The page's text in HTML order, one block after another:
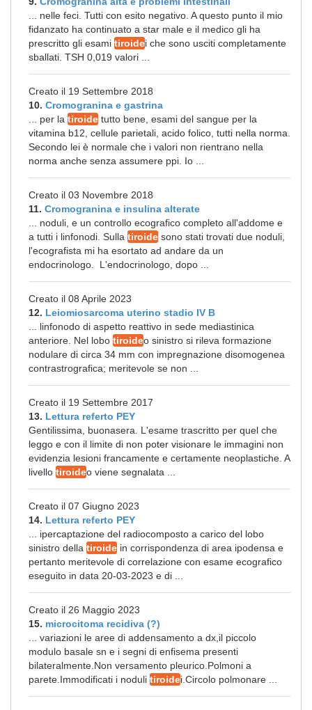
... nelle feci. Tutti con esito negativo. A questo punto il mio
fidanzato ha continuato a star male e il medico gli ha
prescritto gli esami tiroidei che sono usciti completamente
sballati. TSH 0,019 valori ...
Creato il 19 Settembre 2018
10. Cromogranina e gastrina
... per la tiroide tutto bene, esami del sangue per la
vitamina b12, cellule parietali, acido folico, tutti nella norma.
Secondo lei è normale che i valori non rientrano nella
norma anche senza assumere ppi. Io ...
Creato il 03 Novembre 2018
11. Cromogranina e insulina alterate
... noduli, e un controllo ecografico completo all'addome e
a tutti i linfonodi. Sulla tiroide sono stati trovati due noduli,
l'ecografista mi ha esortato ad andare da un
endocrinologo. L'endocrinologo, dopo ...
Creato il 08 Aprile 2023
12. Leiomiosarcoma uterino stadio IV B
... linfonodo di aspetto reattivo in sede mediastinica
anteriore. Nel lobo tiroideo sinistro si rileva formazione
nodulare di circa 34 mm con impregnazione disomogenea
contrastrografica; meritevole se non ...
Creato il 19 Settembre 2017
13. Lettura referto PEY
Gentilissima, buonasera. L'esame trascritto per quel che
leggo e con il limite di non poter visionare le immagini non
evidenzia lesioni francamente e certamente neoplastiche. A
livello tiroideo viene segnalata ...
Creato il 07 Giugno 2023
14. Lettura referto PEY
... ipercaptazione del radiocomposto a carico del lobo
sinistro della tiroide in corrispondenza di area ipodensa e
pertanto meritevole di correlazione con esame ecografico
eseguito in data 20-03-2023 e di ...
Creato il 26 Maggio 2023
15. microcitoma recidiva (?)
... variazioni le aree di addensamento a dx,il piccolo
modulo basale sn e i segni di enfisema presenti
bilateralmente.Non versamento pleurico.Polmoni a
parete.Immodificati i noduli tiroidei.Circolo polmonare ...